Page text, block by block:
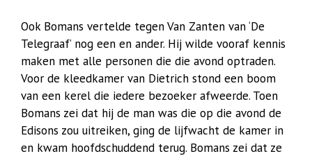
Ook Bomans vertelde tegen Van Zanten van ‘De
Telegraaf’ nog een en ander. Hij wilde vooraf kennis
maken met alle personen die die avond optraden.
Voor de kleedkamer van Dietrich stond een boom
van een kerel die iedere bezoeker afweerde. Toen
Bomans zei dat hij de man was die op die avond de
Edisons zou uitreiken, ging de lijfwacht de kamer in
en kwam hoofdschuddend terug. Bomans zei dat ze